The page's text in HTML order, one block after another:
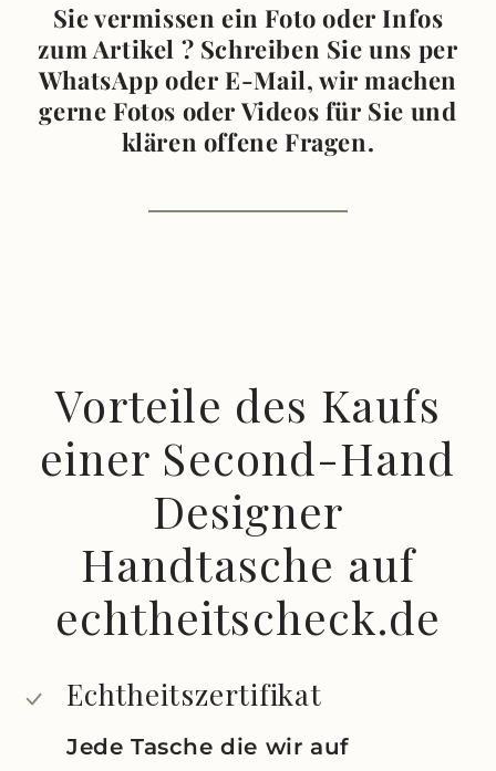
Sie vermissen ein Foto oder Infos
zum Artikel ? Schreiben Sie uns per
WhatsApp oder E-Mail, wir machen
gerne Fotos oder Videos für Sie und
klären offene Fragen.
Vorteile des Kaufs
einer Second-Hand
Designer
Handtasche auf
echtheitscheck.de
Echtheitszertifikat
Jede Tasche die wir auf